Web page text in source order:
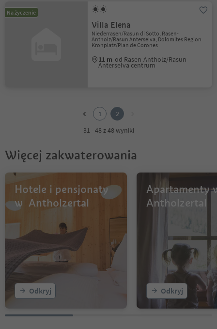
Na życzenie
Villa Elena
Niederrasen/Rasun di Sotto, Rasen-
Antholz/Rasun Anterselva, Dolomites Region
Kronplatz/Plan de Corones
11 m od Rasen-Antholz/Rasun
Anterselva centrum
1
2
31 - 48 z 48 wyniki
Więcej zakwaterowania
Hotele i pensjonaty
w Antholzertal
Odkryj
Apartamenty
Antholzertal
Odkryj